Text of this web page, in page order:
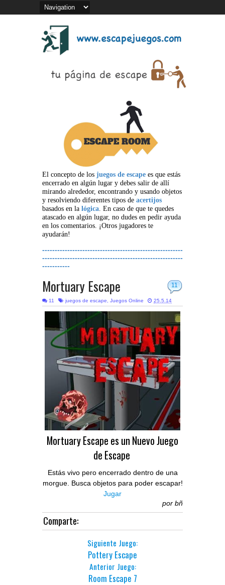
El concepto de los juegos de escape es que estás
encerrado en algún lugar y debes salir de allí
mirando alrededor, encontrando y usando objetos
y resolviendo diferentes tipos de acertijos
basados en la lógica. En caso de que te quedes
atascado en algún lugar, no dudes en pedir ayuda
en los comentarios. ¡Otros jugadores te
ayudarán!
--------------------------------------------------------
--------------------------------------------------------
-----------
11
Mortuary Escape
11 juegos de escape, Juegos Online 25.5.14
Mortuary Escape es un Nuevo Juego
de Escape
Estás vivo pero encerrado dentro de una
morgue. Busca objetos para poder escapar!
Jugar
por bñ
Comparte:
Siguiente Juego:
Pottery Escape
Anterior Juego:
Room Escape 7